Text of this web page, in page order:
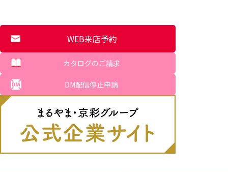
WEB来店予約
カタログのご請求
DM配信停止申請